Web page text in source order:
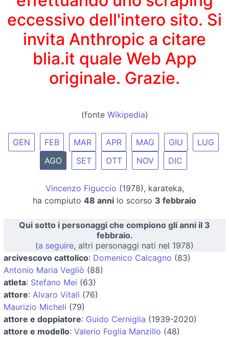
eccessivo dell'intero sito. Si
invita Anthropic a citare
blia.it quale Web App
originale. Grazie.
(fonte Wikipedia)
GEN FEB MAR APR MAG GIU
LUG
AGO
SET OTT NOV DIC
Vincenzo Figuccio (1978), karateka,
ha compiuto 48 anni lo scorso 3 febbraio
Qui sotto i personaggi che compiono gli anni il 3
febbraio.
(a seguire, altri personaggi nati nel 1978)
arcivescovo cattolico: Domenico Calcagno (83)
Antonio Maria Vegliò (88)
atleta: Stefano Mei (63)
attore: Alvaro Vitali (76)
Maurizio Micheli (79)
attore e doppiatore: Guido Cerniglia (1939-2020)
attore e modello: Valerio Foglia Manzillo (48)